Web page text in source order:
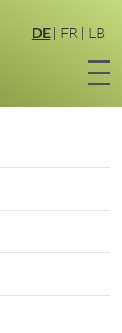
DE FR LB